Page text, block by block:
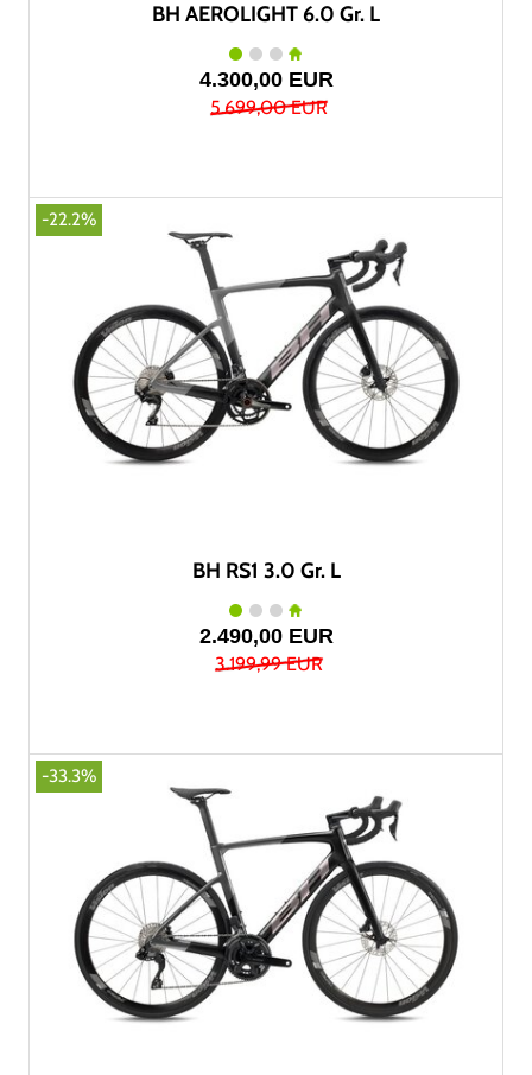
BH AEROLIGHT 6.0 Gr. L
4.300,00 EUR
5.699,00 EUR
-22.2%
BH RS1 3.0 Gr. L
2.490,00 EUR
3.199,99 EUR
-33.3%